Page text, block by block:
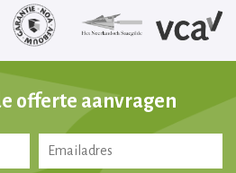
offerte aanvragen